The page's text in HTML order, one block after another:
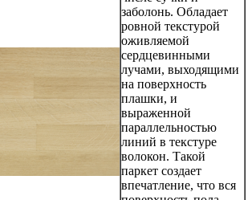
заболонь. Обладает
ровной текстурой
оживляемой
сердцевинными
лучами, выходящими
на поверхность
плашки, и
выраженной
параллельностью
линий в текстуре
волокон. Такой
паркет создает
впечатление, что вся